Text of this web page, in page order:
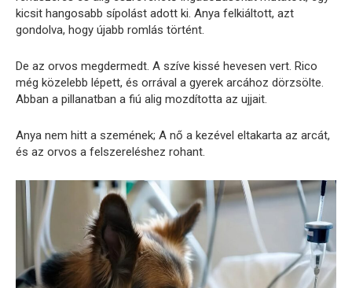
kicsit hangosabb sípolást adott ki. Anya felkiáltott, azt
gondolva, hogy újabb romlás történt.
De az orvos megdermedt. A szíve kissé hevesen vert. Rico
még közelebb lépett, és orrával a gyerek arcához dörzsölte.
Abban a pillanatban a fiú alig mozdította az ujjait.
Anya nem hitt a szemének; A nő a kezével eltakarta az arcát,
és az orvos a felszereléshez rohant.